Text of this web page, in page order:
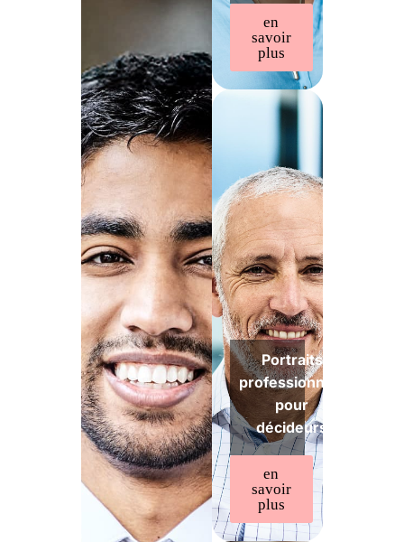
en
savoir
plus
Portraits
professionnels
pour
décideurs
en
savoir
plus